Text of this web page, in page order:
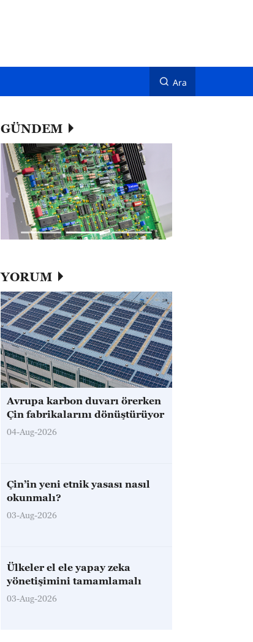
Ara
GÜNDEM
YORUM
Avrupa karbon duvarı örerken
Çin fabrikalarını dönüştürüyor
04-Aug-2026
Çin’in yeni etnik yasası nasıl
okunmalı?
03-Aug-2026
Ülkeler el ele yapay zeka
yönetişimini tamamlamalı
03-Aug-2026